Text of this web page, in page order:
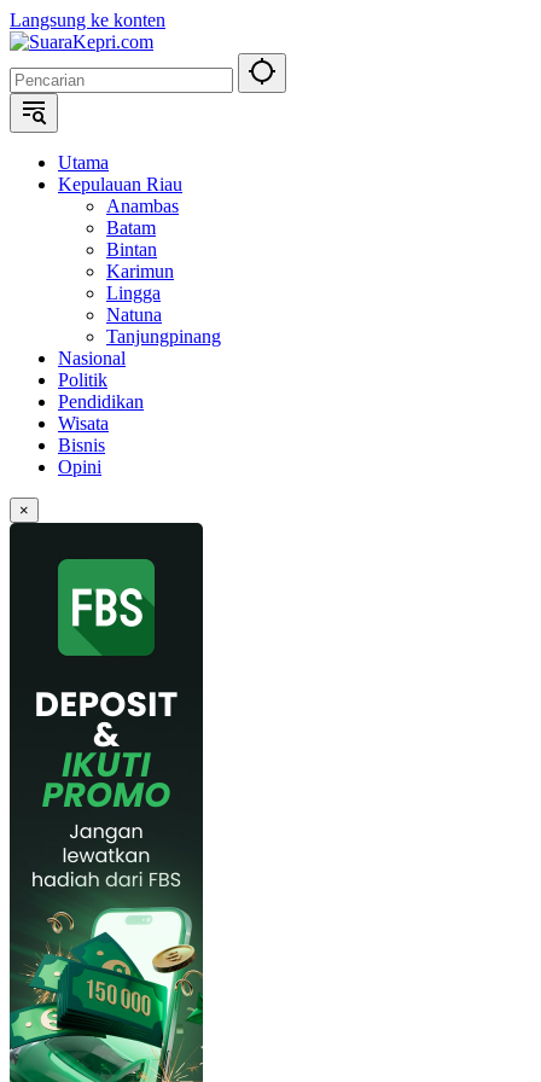
Langsung ke konten
Utama
Kepulauan Riau
Anambas
Batam
Bintan
Karimun
Lingga
Natuna
Tanjungpinang
Nasional
Politik
Pendidikan
Wisata
Bisnis
Opini
×